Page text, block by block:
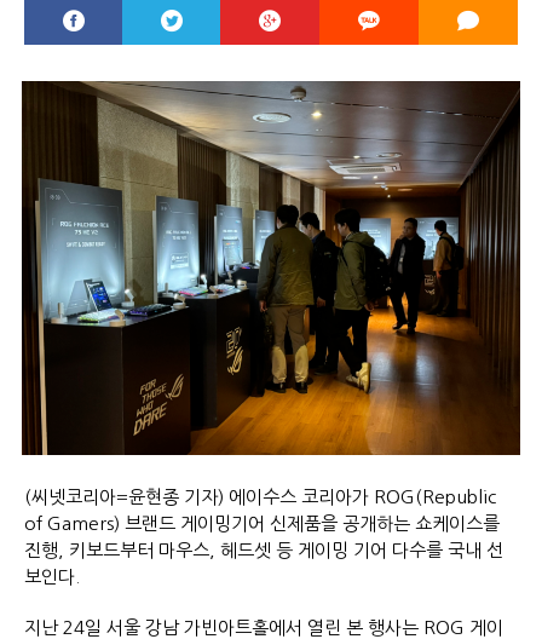
(씨넷코리아=윤현종 기자) 에이수스 코리아가 ROG(Republic
of Gamers) 브랜드 게이밍기어 신제품을 공개하는 쇼케이스를
진행, 키보드부터 마우스, 헤드셋 등 게이밍 기어 다수를 국내 선
보인다.
지난 24일 서울 강남 가빈아트홀에서 열린 본 행사는 ROG 게이